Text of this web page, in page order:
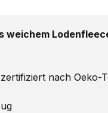
weichem
nach Oeko-